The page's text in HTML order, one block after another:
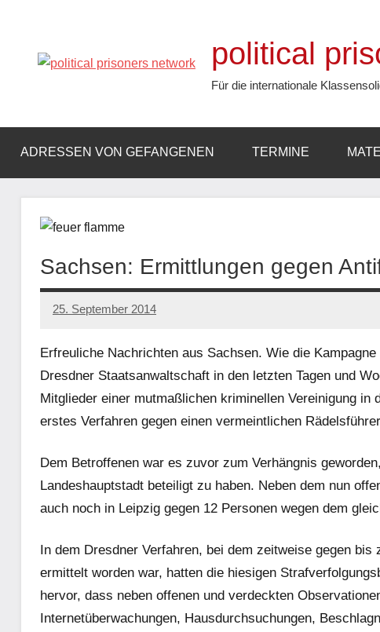
springen
political
Für die internationale
ADRESSEN VON GEFANGENEN TERMINE
Sachsen: Ermittlungen gegen
25. September 2014
admin
Erfreuliche Nachrichten aus Sachsen. Wie die
Dresdner Staatsanwaltschaft in den letzten Tagen und
Mitglieder einer mutmaßlichen kriminellen Vereinigung
erstes Verfahren gegen einen vermeintlichen
Dem Betroffenen war es zuvor zum Verhängnis
Landeshauptstadt beteiligt zu haben. Neben dem nun
auch noch in Leipzig gegen 12 Personen wegen dem
In dem Dresdner Verfahren, bei dem zeitweise gegen bis
ermittelt worden war, hatten die hiesigen
hervor, dass neben offenen und verdeckten
Internetüberwachungen, Hausdurchsuchungen,